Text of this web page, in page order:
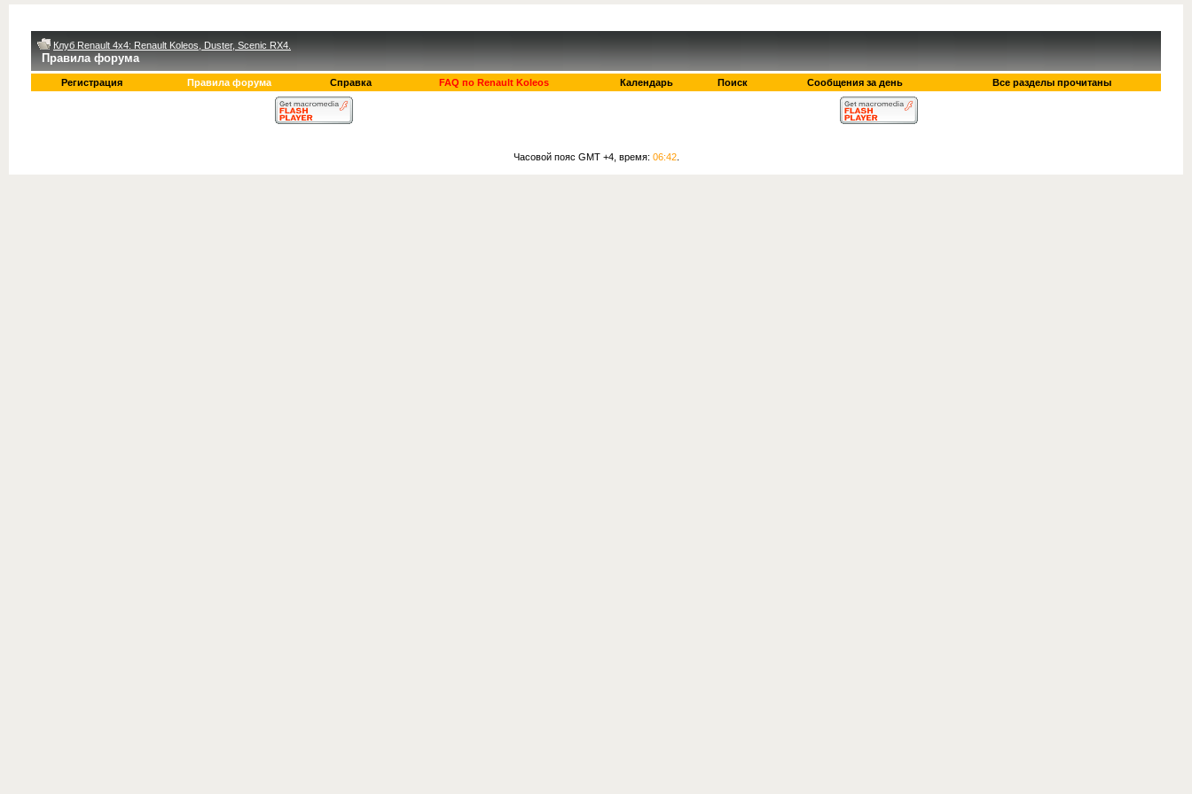
Клуб Renault 4x4: Renault Koleos, Duster, Scenic RX4.
Правила форума
Регистрация Правила форума Справка FAQ по Renault Koleos Календарь Поиск Сообщения за день Все разделы прочитаны
Часовой пояс GMT +4, время: 06:42.